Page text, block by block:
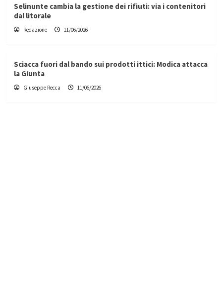
Selinunte cambia la gestione dei rifiuti: via i contenitori
dal litorale
Redazione 11/06/2026
Sciacca fuori dal bando sui prodotti ittici: Modica attacca
la Giunta
Giuseppe Recca 11/06/2026